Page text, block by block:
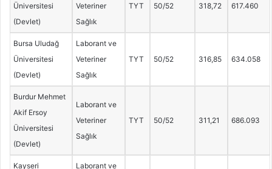
Üniversitesi
(Devlet)
Veteriner
Sağlık
TYT 50/52 318,72 617.460
Bursa Uludağ
Üniversitesi
(Devlet)
Laborant ve
Veteriner
Sağlık
TYT 50/52 316,85 634.058
Burdur Mehmet
Akif Ersoy
Üniversitesi
(Devlet)
Laborant ve
Veteriner
Sağlık
TYT 50/52 311,21 686.093
Kayseri
Laborant ve